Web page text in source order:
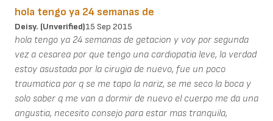
hola tengo ya 24 semanas de
Deisy. (unverified)15 Sep 2015
hola tengo ya 24 semanas de getacion y voy por segunda
vez a cesarea por que tengo una cardiopatia leve, la verdad
estoy asustada por la cirugia de nuevo, fue un poco
traumatica por q se me tapo la nariz, se me seco la boca y
solo saber q me van a dormir de nuevo el cuerpo me da una
angustia, necesito consejo para estar mas tranquila,